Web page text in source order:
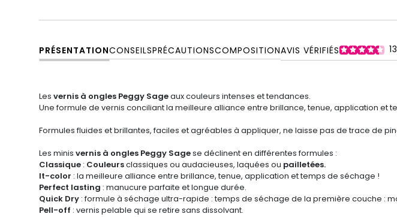
PRÉSENTATIONCONSEILSPRÉCAUTIONSCOMPOSITIONAVIS VÉRIFIÉS 13
Les vernis à ongles Peggy Sageaux couleurs intenses et tendances.
Une formule de vernis conciliant la meilleure alliance entre brillance, tenue, application et
Formules fluides et brillantes, faciles et agréables à appliquer, ne laisse pas de trace de
Les minis vernis à ongles Peggy Sagese déclinent en différentes formules :
Classique : Couleursclassiques ou audacieuses, laquées ou pailletées.
It-color : la meilleure alliance entre brillance, tenue, application et temps de séchage !
Perfect lasting : manucure parfaite et longue durée.
Quick Dry : formule à séchage ultra-rapide : temps de séchage de la première couche :
Pell-off : vernis pelable qui se retire sans dissolvant.